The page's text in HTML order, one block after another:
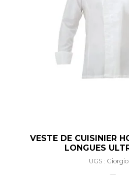
VESTE DE CUISINIER
LONGUES
UGS :